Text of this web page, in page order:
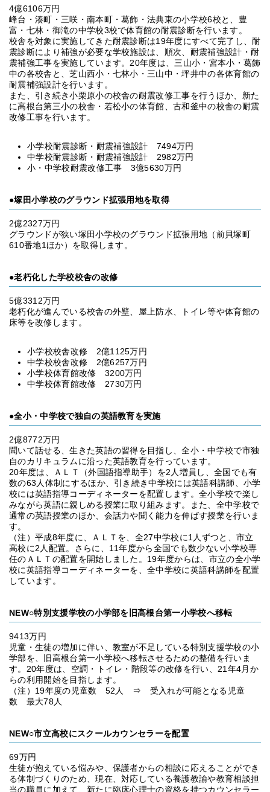
4億6106万円
峰台・湊町・三咲・南本町・葛飾・法典東の小学校6校と、豊
富・七林・御滝の中学校3校で体育館の耐震診断を行います。
校舎を対象に実施してきた耐震診断は19年度にすべて完了し、耐
震診断により補強が必要な学校施設は、順次、耐震補強設計・耐
震補強工事を実施しています。20年度は、三山小・宮本小・葛飾
中の各校舎と、芝山西小・七林小・三山中・坪井中の各体育館の
耐震補強設計を行います。
また、引き続き小栗原小の校舎の耐震改修工事を行うほか、新た
に高根台第三小の校舎・若松小の体育館、古和釜中の校舎の耐震
改修工事を行います。
小学校耐震診断・耐震補強設計 7494万円
中学校耐震診断・耐震補強設計 2982万円
小・中学校耐震改修工事 3億5630万円
●塚田小学校のグラウンド拡張用地を取得
2億2327万円
グラウンドが狭い塚田小学校のグラウンド拡張用地（前貝塚町
610番地1ほか）を取得します。
●老朽化した学校校舎の改修
5億3312万円
老朽化が進んでいる校舎の外壁、屋上防水、トイレ等や体育館の
床等を改修します。
小学校校舎改修 2億1125万円
中学校校舎改修 2億6257万円
小学校体育館改修 3200万円
中学校体育館改修 2730万円
●全小・中学校で独自の英語教育を実施
2億8772万円
聞いて話せる、生きた英語の習得を目指し、全小・中学校で市独
自のカリキュラムに沿った英語教育を行っています。
20年度は、ＡＬＴ（外国語指導助手）を2人増員し、全国でも有
数の63人体制にするほか、引き続き中学校には英語科講師、小学
校には英語指導コーディネーターを配置します。全小学校で楽し
みながら英語に親しめる授業に取り組みます。また、全中学校で
通常の英語授業のほか、会話力や聞く能力を伸ばす授業を行いま
す。
（注）平成8年度に、ＡＬＴを、全27中学校に1人ずつと、市立
高校に2人配置。さらに、11年度から全国でも数少ない小学校専
任のＡＬＴの配置を開始しました。19年度からは、市立の全小学
校に英語指導コーディネーターを、全中学校に英語科講師を配置
しています。
NEW○特別支援学校の小学部を旧高根台第一小学校へ移転
9413万円
児童・生徒の増加に伴い、教室が不足している特別支援学校の小
学部を、旧高根台第一小学校へ移転させるための整備を行いま
す。20年度は、空調・トイレ・階段等の改修を行い、21年4月か
らの利用開始を目指します。
（注）19年度の児童数 52人 ⇒ 受入れが可能となる児童
数 最大78人
NEW○市立高校にスクールカウンセラーを配置
69万円
生徒が抱えている悩みや、保護者からの相談に応えることができ
る体制づくりのため、現在、対応している養護教諭や教育相談担
当の職員に加えて、新たに臨床心理士の資格を持つカウンセラー